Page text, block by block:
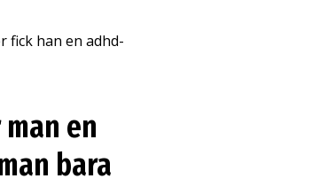
fick han en adhd-
en
bara